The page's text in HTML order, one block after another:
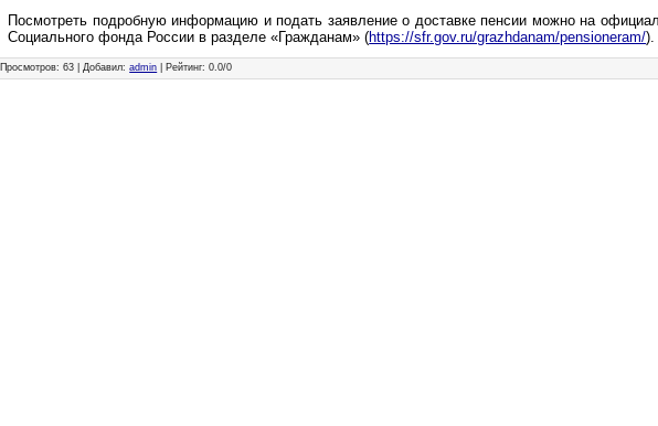
Посмотреть подробную информацию и подать заявление о доставке пенсии можно на
Социального фонда России в разделе «Гражданам» (https://sfr.gov.ru/grazhdanam/pensioneram/).
Просмотров: 63 |Добавил:admin Рейтинг:0.0/0